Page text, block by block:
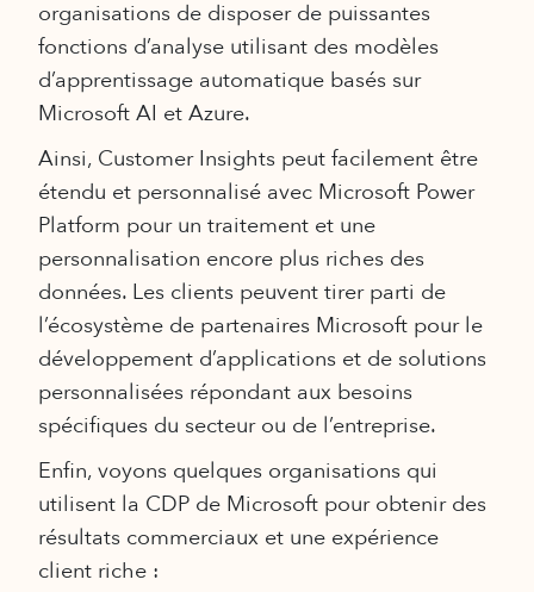
organisations de disposer de puissantes
fonctions d’analyse utilisant des modèles
d’apprentissage automatique basés sur
Microsoft AI et Azure.
Ainsi, Customer Insights peut facilement être
étendu et personnalisé avec Microsoft Power
Platform pour un traitement et une
personnalisation encore plus riches des
données. Les clients peuvent tirer parti de
l’écosystème de partenaires Microsoft pour le
développement d’applications et de solutions
personnalisées répondant aux besoins
spécifiques du secteur ou de l’entreprise.
Enfin, voyons quelques organisations qui
utilisent la CDP de Microsoft pour obtenir des
résultats commerciaux et une expérience
client riche :